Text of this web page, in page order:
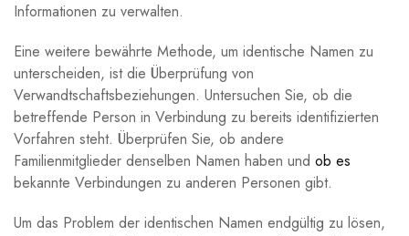
Informationen zu verwalten.
Eine weitere bewährte Methode, um identische Namen zu
unterscheiden, ist die Überprüfung von
Verwandtschaftsbeziehungen. Untersuchen Sie, ob die
betreffende Person in Verbindung zu bereits identifizierten
Vorfahren steht. Überprüfen Sie, ob andere
Familienmitglieder denselben Namen haben und ob es
bekannte Verbindungen zu anderen Personen gibt.
Um das Problem der identischen Namen endgültig zu lösen,